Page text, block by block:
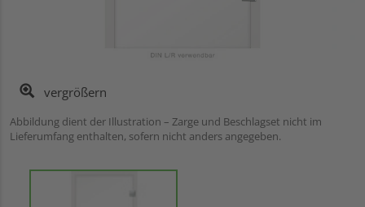
vergrößern
Abbildung dient der Illustration – Zarge und Beschlagset nicht im
Lieferumfang enthalten, sofern nicht anders angegeben.